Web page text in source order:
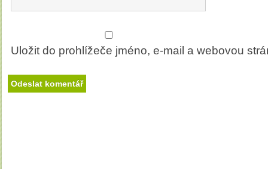
Uložit do prohlížeče jméno, e-mail a webovou